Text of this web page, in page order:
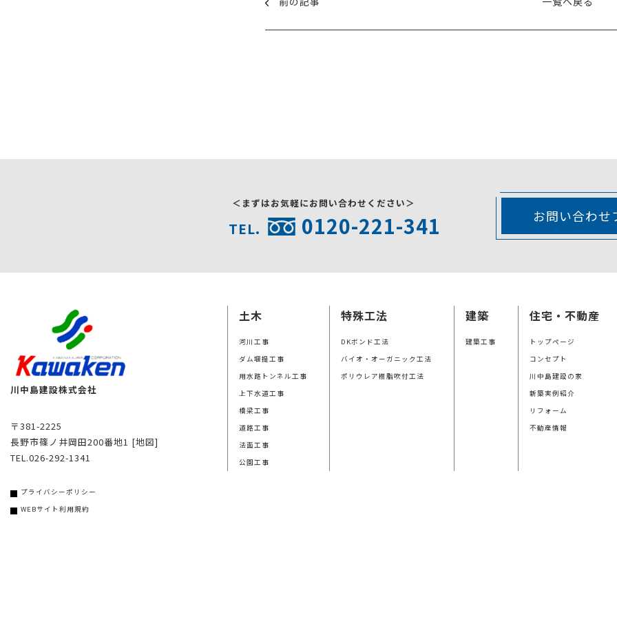
＜まずはお気軽にお問い合わせください＞
TEL. 0120-221-341 お問い合わせ
川中島建設株式会社
〒381-2225
長野市篠ノ井岡田200番地1 [地図]
TEL.026-292-1341
プライバシーポリシー
WEBサイト利用規約
土木
河川工事
ダム堰提工事
用水路トンネル工事
上下水道工事
橋梁工事
道路工事
法面工事
公園工事
特殊工法
DKボンド工法
バイオ・オーガニック工法
ポリウレア樹脂吹付工法
建築
建築工事
住宅・不動産
トップページ
コンセプト
川中島建設の家
新築実例紹介
リフォーム
不動産情報